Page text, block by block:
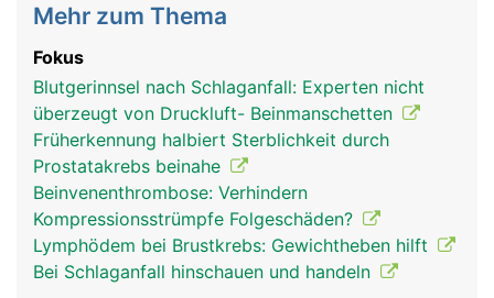
Mehr zum Thema
Fokus
Blutgerinnsel nach Schlaganfall: Experten nicht
überzeugt von Druckluft- Beinmanschetten
Früherkennung halbiert Sterblichkeit durch
Prostatakrebs beinahe
Beinvenenthrombose: Verhindern
Kompressionsstrümpfe Folgeschäden?
Lymphödem bei Brustkrebs: Gewichtheben hilft
Bei Schlaganfall hinschauen und handeln